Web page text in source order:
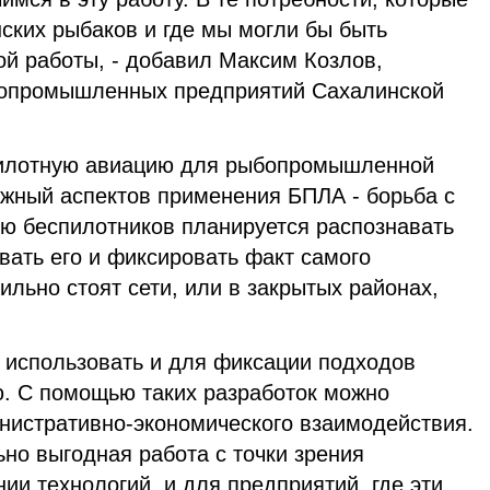
рыбаков и где мы могли бы быть
работы, - добавил Максим Козлов,
предприятий Сахалинской
авиацию для рыбопромышленной
аспектов применения БПЛА - борьба с
планируется распознавать
его и фиксировать факт самого
стоят сети, или в закрытых районах,
и для фиксации подходов
С помощью таких разработок можно
экономического взаимодействия.
выгодная работа с точки зрения
технологий, и для предприятий, где эти